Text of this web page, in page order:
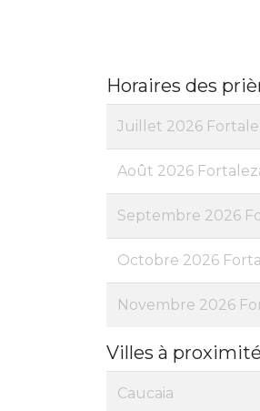
Horaires des
Juillet 2026
Août 2026
Septembre 2026
Octobre 2026
Novembre 2026
Villes à
Caucaia